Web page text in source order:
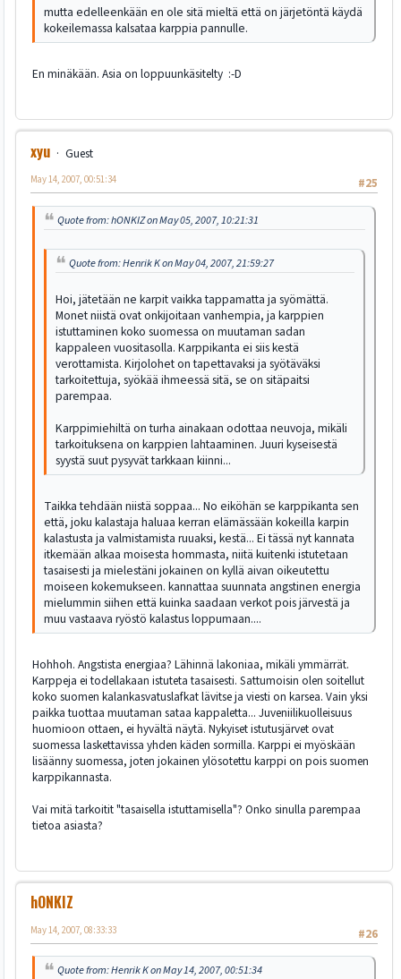
mutta edelleenkään en ole sitä mieltä että on järjetöntä käydä
kokeilemassa kalsataa karppia pannulle.
En minäkään. Asia on loppuunkäsitelty :-D
xyu
Guest
#25
May 14, 2007, 00:51:34
Quote from: hONKIZ on May 05, 2007, 10:21:31
Quote from: Henrik K on May 04, 2007, 21:59:27
Hoi, jätetään ne karpit vaikka tappamatta ja syömättä.
Monet niistä ovat onkijoitaan vanhempia, ja karppien
istuttaminen koko suomessa on muutaman sadan
kappaleen vuositasolla. Karppikanta ei siis kestä
verottamista. Kirjolohet on tapettavaksi ja syötäväksi
tarkoitettuja, syökää ihmeessä sitä, se on sitäpaitsi
parempaa.
Karppimiehiltä on turha ainakaan odottaa neuvoja, mikäli
tarkoituksena on karppien lahtaaminen. Juuri kyseisestä
syystä suut pysyvät tarkkaan kiinni...
Taikka tehdään niistä soppaa... No eiköhän se karppikanta sen
että, joku kalastaja haluaa kerran elämässään kokeilla karpin
kalastusta ja valmistamista ruuaksi, kestä... Ei tässä nyt kannata
itkemään alkaa moisesta hommasta, niitä kuitenki istutetaan
tasaisesti ja mielestäni jokainen on kyllä aivan oikeutettu
moiseen kokemukseen. kannattaa suunnata angstinen energia
mielummin siihen että kuinka saadaan verkot pois järvestä ja
muu vastaava ryöstö kalastus loppumaan....
Hohhoh. Angstista energiaa? Lähinnä lakoniaa, mikäli ymmärrät.
Karppeja ei todellakaan istuteta tasaisesti. Sattumoisin olen soitellut
koko suomen kalankasvatuslafkat lävitse ja viesti on karsea. Vain yksi
paikka tuottaa muutaman sataa kappaletta... Juveniilikuolleisuus
huomioon ottaen, ei hyvältä näytä. Nykyiset istutusjärvet ovat
suomessa laskettavissa yhden käden sormilla. Karppi ei myöskään
lisäänny suomessa, joten jokainen ylösotettu karppi on pois suomen
karppikannasta.
Vai mitä tarkoitit "tasaisella istuttamisella"? Onko sinulla parempaa
tietoa asiasta?
hONKIZ
#26
May 14, 2007, 08:33:33
Quote from: Henrik K on May 14, 2007, 00:51:34